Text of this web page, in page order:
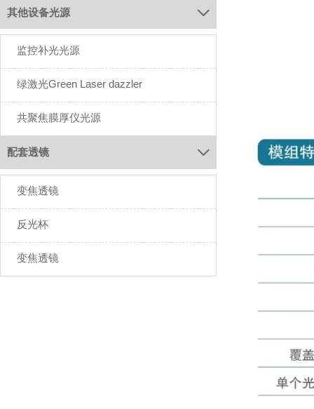
其他设备光源 
监控补光光源
绿激光Green Laser dazzler
共聚焦膜厚仪光源
配套透镜 
变焦透镜
反光杯
变焦透镜